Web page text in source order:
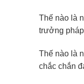
Thế nào là
trưởng
Thế nào là
chắc chắn